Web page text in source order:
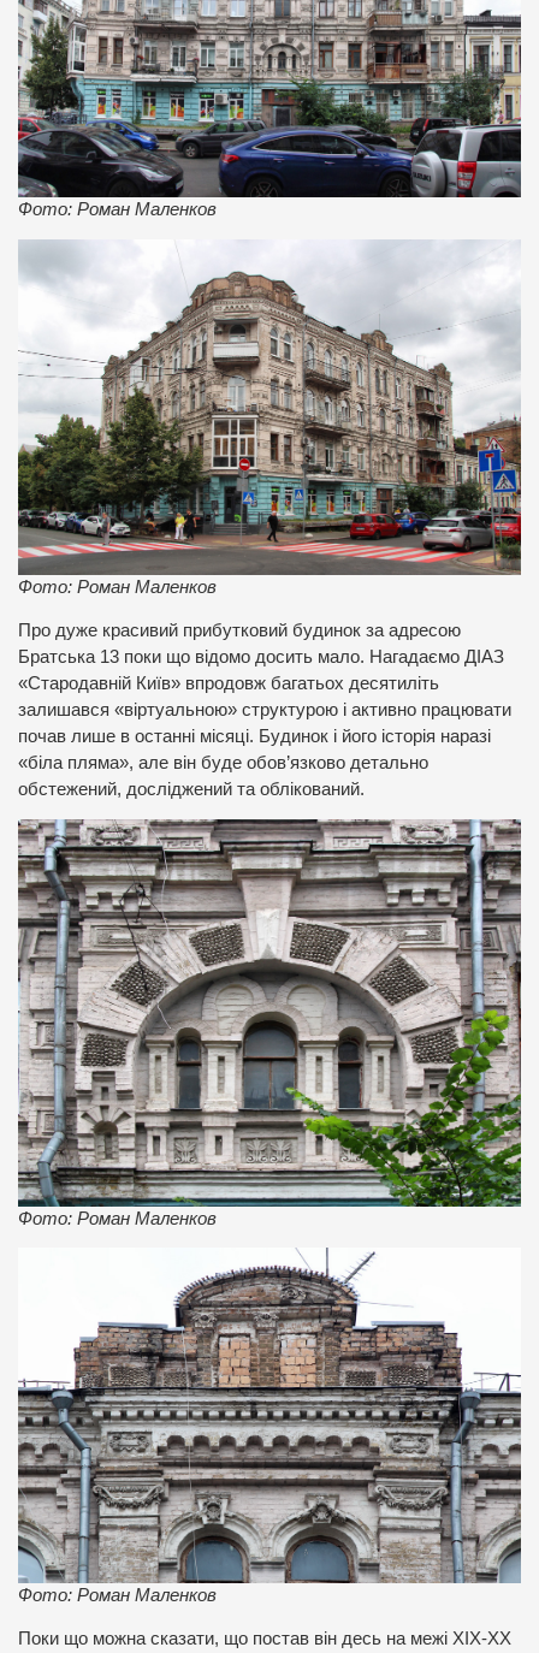
Фото: Роман Маленков
Фото: Роман Маленков
Про дуже красивий прибутковий будинок за адресою
Братська 13 поки що відомо досить мало. Нагадаємо ДІАЗ
«Стародавній Київ» впродовж багатьох десятиліть
залишався «віртуальною» структурою і активно працювати
почав лише в останні місяці. Будинок і його історія наразі
«біла пляма», але він буде обов’язково детально
обстежений, досліджений та облікований.
Фото: Роман Маленков
Фото: Роман Маленков
Поки що можна сказати, що постав він десь на межі ХІХ-ХХ